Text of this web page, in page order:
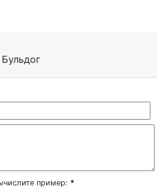
пример: *